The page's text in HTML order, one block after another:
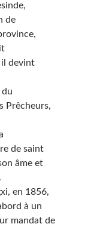
de
il devint
Prêcheurs,
de saint
âme et
en 1856,
à un
mandat de